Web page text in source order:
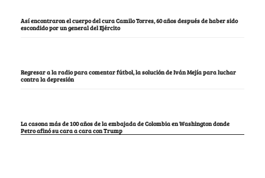
Así encontraron el cuerpo del cura Camilo Torres, 60 años después de haber sido
escondido por un general del Ejército
Regresar a la radio para comentar fútbol, la solución de Iván Mejía para luchar
contra la depresión
La casona más de 100 años de la embajada de Colombia en Washington donde
Petro afinó su cara a cara con Trump